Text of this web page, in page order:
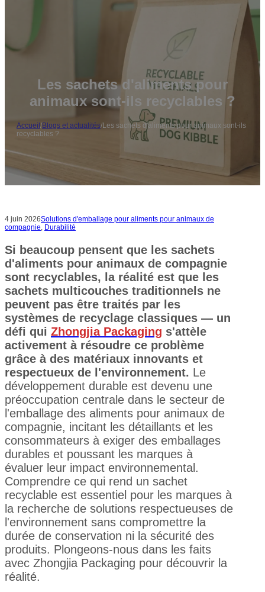
Les sachets d'aliments pour
animaux sont-ils recyclables ?
Accueil/Blogs et actualités/Les sachets d'aliments pour animaux sont-ils
recyclables ?
4 juin 2026Solutions d'emballage pour aliments pour animaux de
compagnie, Durabilité
Si beaucoup pensent que les sachets
d'aliments pour animaux de compagnie
sont recyclables, la réalité est que les
sachets multicouches traditionnels ne
peuvent pas être traités par les
systèmes de recyclage classiques — un
défi qui Zhongjia Packaging s'attèle
activement à résoudre ce problème
grâce à des matériaux innovants et
respectueux de l'environnement. Le
développement durable est devenu une
préoccupation centrale dans le secteur de
l'emballage des aliments pour animaux de
compagnie, incitant les détaillants et les
consommateurs à exiger des emballages
durables et poussant les marques à
évaluer leur impact environnemental.
Comprendre ce qui rend un sachet
recyclable est essentiel pour les marques à
la recherche de solutions respectueuses de
l'environnement sans compromettre la
durée de conservation ni la sécurité des
produits. Plongeons-nous dans les faits
avec Zhongjia Packaging pour découvrir la
réalité.